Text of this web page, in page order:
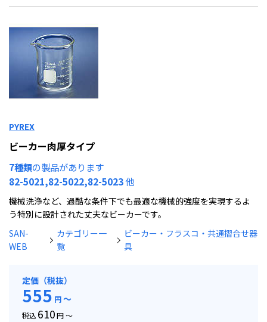
PYREX
ビーカー肉厚タイプ
7種類の製品があります
82-5021,82-5022,82-5023他
機械洗浄など、過酷な条件下でも最適な機械的強度を実現するよ
う特別に設計された丈夫なビーカーです。
SAN-
WEB
カテゴリー一
覧
ビーカー・フラスコ・共通摺合せ器
具
定価（税抜）
555 円～
税込 610円 ～